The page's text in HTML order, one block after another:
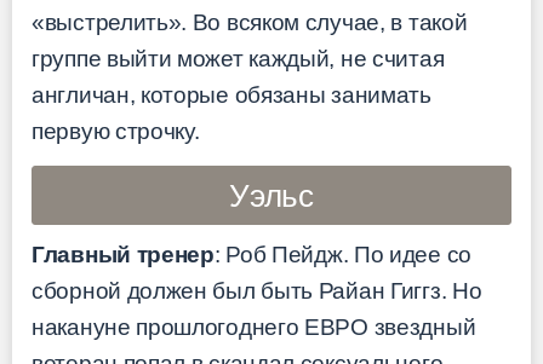
«выстрелить». Во всяком случае, в такой
группе выйти может каждый, не считая
англичан, которые обязаны занимать
первую строчку.
Уэльс
Главный тренер: Роб Пейдж. По идее со
сборной должен был быть Райан Гиггз. Но
накануне прошлогоднего ЕВРО звездный